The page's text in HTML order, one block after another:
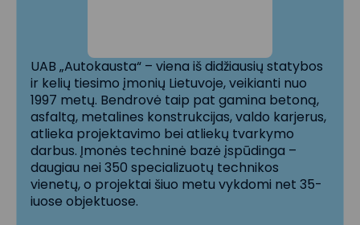
UAB „Autokausta“ – viena iš didžiausių statybos
ir kelių tiesimo įmonių Lietuvoje, veikianti nuo
1997 metų. Bendrovė taip pat gamina betoną,
asfaltą, metalines konstrukcijas, valdo karjerus,
atlieka projektavimo bei atliekų tvarkymo
darbus. Įmonės techninė bazė įspūdinga –
daugiau nei 350 specializuotų technikos
vienetų, o projektai šiuo metu vykdomi net 35-
iuose objektuose.